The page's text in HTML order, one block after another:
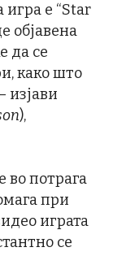
е “Star
објавена
да се
како што
изјави
),
во потрага
при
играта
се